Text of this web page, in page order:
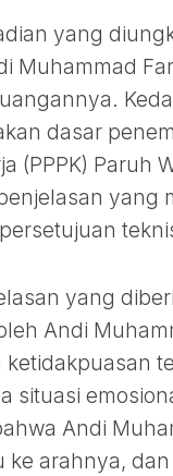
yang
Muhammad
dasar
(PPPK) Paruh
yang
yang
Andi
ketidakpuasan
situasi
Andi
ke arahnya,